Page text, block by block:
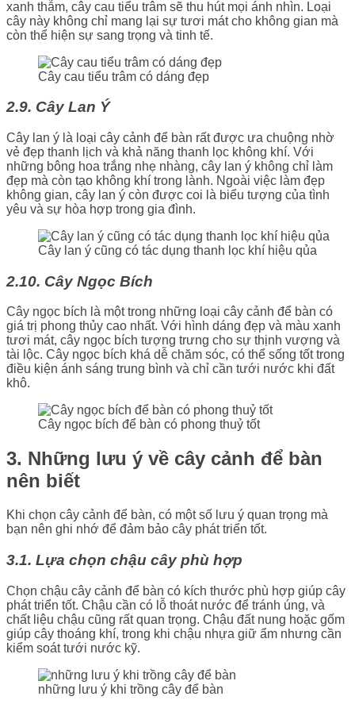
xanh thẫm, cây cau tiểu trâm sẽ thu hút mọi ánh nhìn. Loại
cây này không chỉ mang lại sự tươi mát cho không gian mà
còn thể hiện sự sang trọng và tinh tế.
Cây cau tiểu trâm có dáng đẹp
2.9. Cây Lan Ý
Cây lan ý là loại cây cảnh để bàn rất được ưa chuộng nhờ
vẻ đẹp thanh lịch và khả năng thanh lọc không khí. Với
những bông hoa trắng nhẹ nhàng, cây lan ý không chỉ làm
đẹp mà còn tạo không khí trong lành. Ngoài việc làm đẹp
không gian, cây lan ý còn được coi là biểu tượng của tình
yêu và sự hòa hợp trong gia đình.
Cây lan ý cũng có tác dụng thanh lọc khí hiệu qủa
2.10. Cây Ngọc Bích
Cây ngọc bích là một trong những loại cây cảnh để bàn có
giá trị phong thủy cao nhất. Với hình dáng đẹp và màu xanh
tươi mát, cây ngọc bích tượng trưng cho sự thịnh vượng và
tài lộc. Cây ngọc bích khá dễ chăm sóc, có thể sống tốt trong
điều kiện ánh sáng trung bình và chỉ cần tưới nước khi đất
khô.
Cây ngọc bích để bàn có phong thuỷ tốt
3. Những lưu ý về cây cảnh để bàn
nên biết
Khi chọn cây cảnh để bàn, có một số lưu ý quan trọng mà
bạn nên ghi nhớ để đảm bảo cây phát triển tốt.
3.1. Lựa chọn chậu cây phù hợp
Chọn chậu cây cảnh để bàn có kích thước phù hợp giúp cây
phát triển tốt. Chậu cần có lỗ thoát nước để tránh úng, và
chất liệu chậu cũng rất quan trọng. Chậu đất nung hoặc gốm
giúp cây thoáng khí, trong khi chậu nhựa giữ ẩm nhưng cần
kiểm soát tưới nước kỹ.
những lưu ý khi trồng cây để bàn